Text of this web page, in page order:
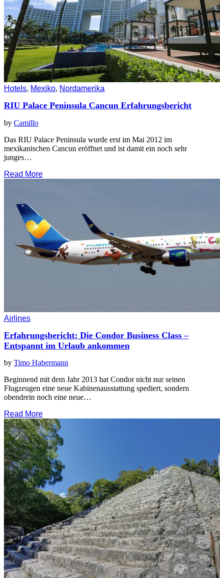
Hotels, Mexiko, Nordamerika
RIU Palace Peninsula Cancun Erfahrungsbericht
by Camillo
Das RIU Palace Peninsula wurde erst im Mai 2012 im
mexikanischen Cancun eröffnet und ist damit ein noch sehr
junges…
Read More
Airlines
Erfahrungsbericht: Die Condor Business Class –
Entspannt im Urlaub ankommen
by Timo Habermann
Beginnend mit dem Jahr 2013 hat Condor nicht nur seinen
Flugzeugen eine neue Kabinenausstattung spediert, sondern
obendrein noch eine neue…
Read More